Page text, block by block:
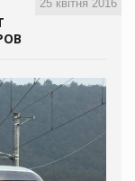
25 квітня 2016